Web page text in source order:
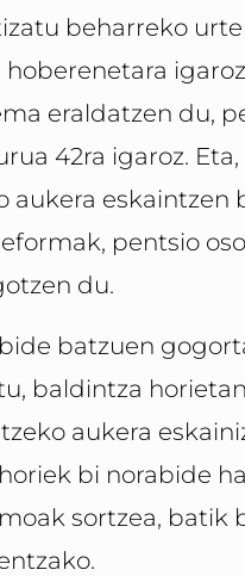
beharreko
eraldatzen du,
42ra igaroz.
eskaintzen
pentsio
du.
batzuen
baldintza
aukera
bi norabide
sortzea, batik